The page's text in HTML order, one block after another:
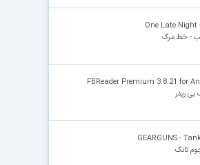
One Late Night
- خط مرگ
FBReader Premium 3.8.21 for
بی ریدر
GEARGUNS -
تانک